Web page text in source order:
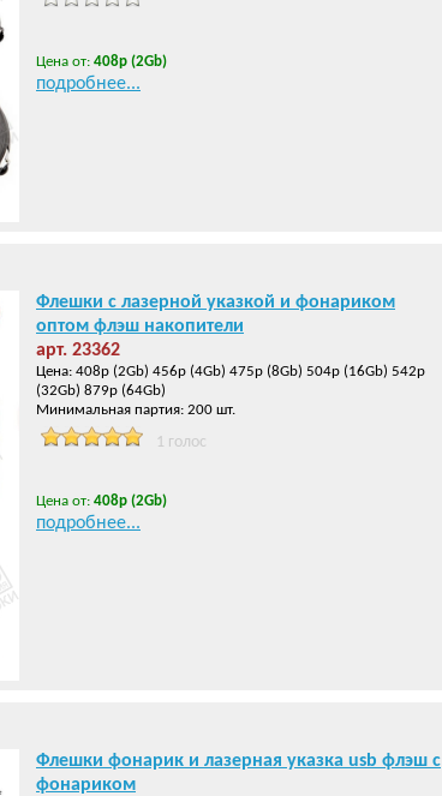
Цена от: 408р (2Gb)
подробнее...
Флешки с лазерной указкой и фонариком
оптом флэш накопители
арт. 23362
Цена: 408р (2Gb) 456р (4Gb) 475р (8Gb) 504р (16Gb) 542р
(32Gb) 879р (64Gb)
Минимальная партия: 200 шт.
1 голос
Цена от: 408р (2Gb)
подробнее...
Флешки фонарик и лазерная указка usb флэш с
фонариком